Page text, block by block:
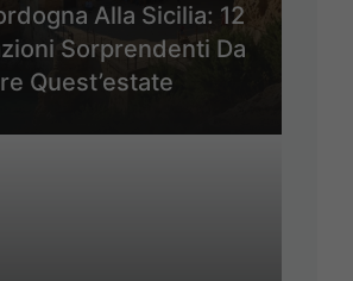
Alla Sicilia: 12
Sorprendenti Da
Quest’estate